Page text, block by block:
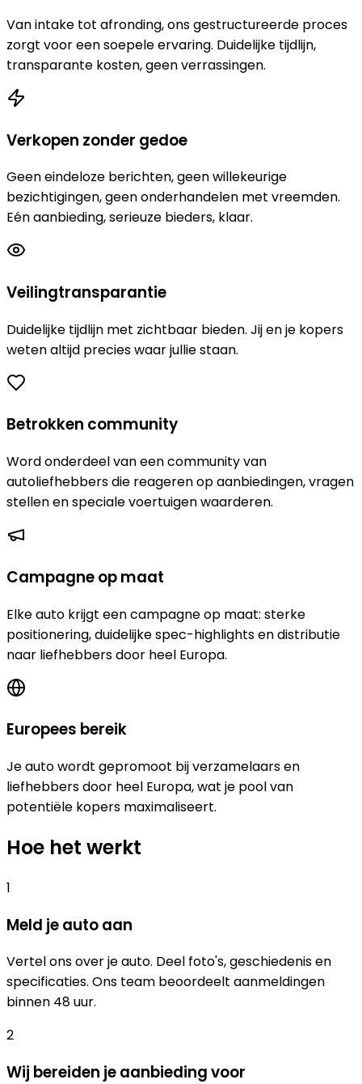
Van intake tot afronding, ons gestructureerde proces
zorgt voor een soepele ervaring. Duidelijke tijdlijn,
transparante kosten, geen verrassingen.
Verkopen zonder gedoe
Geen eindeloze berichten, geen willekeurige
bezichtigingen, geen onderhandelen met vreemden.
Eén aanbieding, serieuze bieders, klaar.
Veilingtransparantie
Duidelijke tijdlijn met zichtbaar bieden. Jij en je kopers
weten altijd precies waar jullie staan.
Betrokken community
Word onderdeel van een community van
autoliefhebbers die reageren op aanbiedingen, vragen
stellen en speciale voertuigen waarderen.
Campagne op maat
Elke auto krijgt een campagne op maat: sterke
positionering, duidelijke spec-highlights en distributie
naar liefhebbers door heel Europa.
Europees bereik
Je auto wordt gepromoot bij verzamelaars en
liefhebbers door heel Europa, wat je pool van
potentiële kopers maximaliseert.
Hoe het werkt
1
Meld je auto aan
Vertel ons over je auto. Deel foto's, geschiedenis en
specificaties. Ons team beoordeelt aanmeldingen
binnen 48 uur.
2
Wij bereiden je aanbieding voor